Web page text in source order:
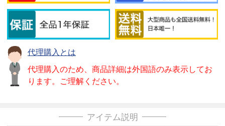
代理購入とは
代理購入のため、商品詳細は外国語のみ表示してお
ります。ご理解ください。
アイテム説明